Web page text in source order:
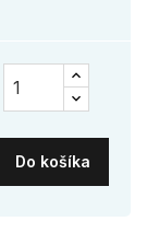
Do košíka